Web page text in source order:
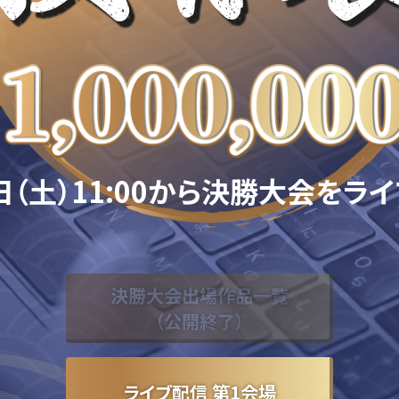
土）11:00から決勝大会をライ
決勝大会出場作品一覧
（公開終了）
ライブ配信 第1会場